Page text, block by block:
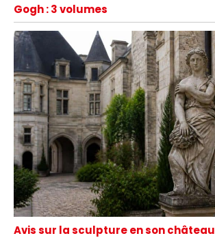
Gogh : 3 volumes
Avis sur la sculpture en son château